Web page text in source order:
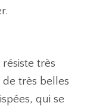
très
très belles
qui se